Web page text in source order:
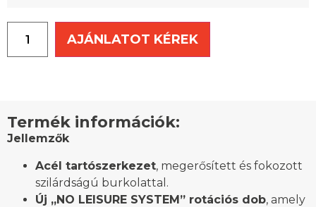
AJÁNLATOT KÉREK
Termék információk:
Jellemzők
Acél tartószerkezet, megerősített és fokozott
szilárdságú burkolattal.
Új „NO LEISURE SYSTEM” rotációs dob, amely